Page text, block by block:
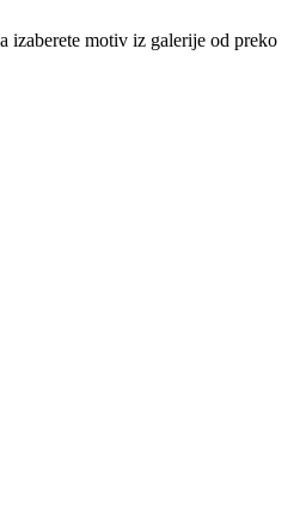
izaberete motiv iz galerije od preko